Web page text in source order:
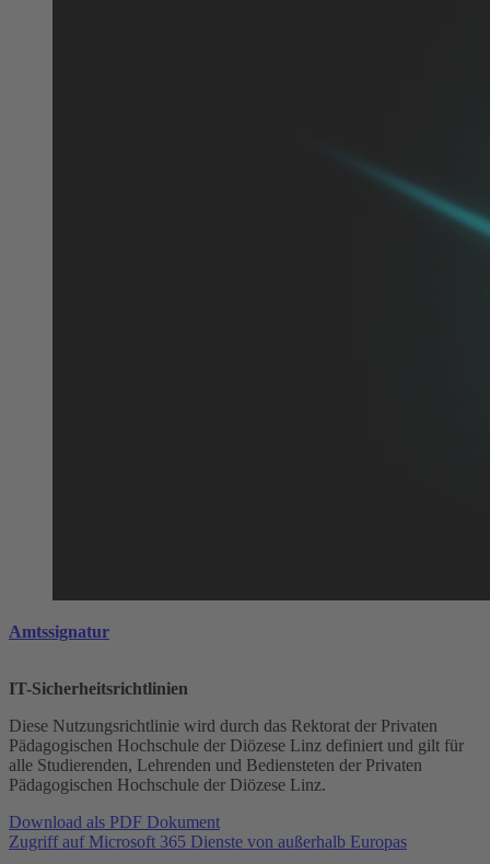
Amtssignatur
IT-Sicherheitsrichtlinien
Diese Nutzungsrichtlinie wird durch das Rektorat der Privaten
Pädagogischen Hochschule der Diözese Linz definiert und gilt für
alle Studierenden, Lehrenden und Bediensteten der Privaten
Pädagogischen Hochschule der Diözese Linz.
Download als PDF Dokument
Zugriff auf Microsoft 365 Dienste von außerhalb Europas